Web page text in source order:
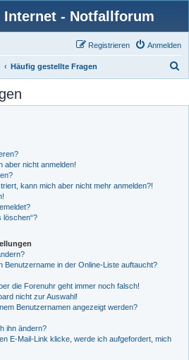
Internet - Notfallforum
Anmelden
Registrieren
Häufig gestellte Fragen
aber nicht anmelden!
kann mich aber nicht mehr anmelden?!
löschen“?
Benutzername in der Online-Liste auftaucht?
die Forenuhr geht immer noch falsch!
nicht zur Auswahl!
Benutzernamen angezeigt werden?
ihn ändern?
E-Mail-Link klicke, werde ich aufgefordert, mich